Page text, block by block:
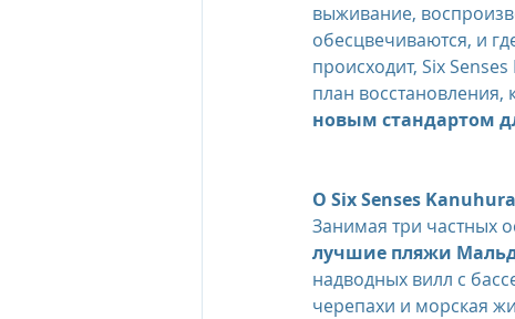
выживание,
обесцвечиваются, и
происходит, Six
план восстановления,
новым стандартом
О Six Senses Kanuhura
Занимая три частных
лучшие пляжи
надводных вилл с
черепахи и морская